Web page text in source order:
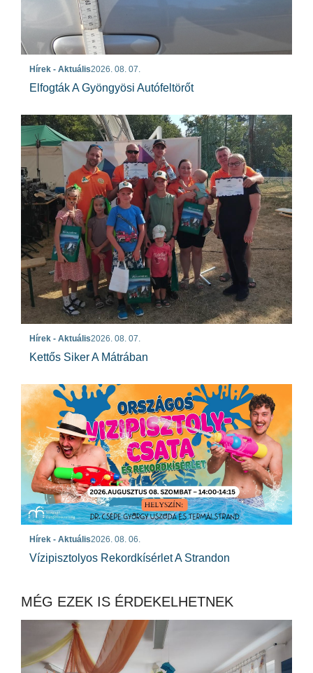
Hírek - Aktuális2026. 08. 07.
Elfogták A Gyöngyösi Autófeltörőt
Hírek - Aktuális2026. 08. 07.
Kettős Siker A Mátrában
Hírek - Aktuális2026. 08. 06.
Vízipisztolyos Rekordkísérlet A Strandon
MÉG EZEK IS ÉRDEKELHETNEK